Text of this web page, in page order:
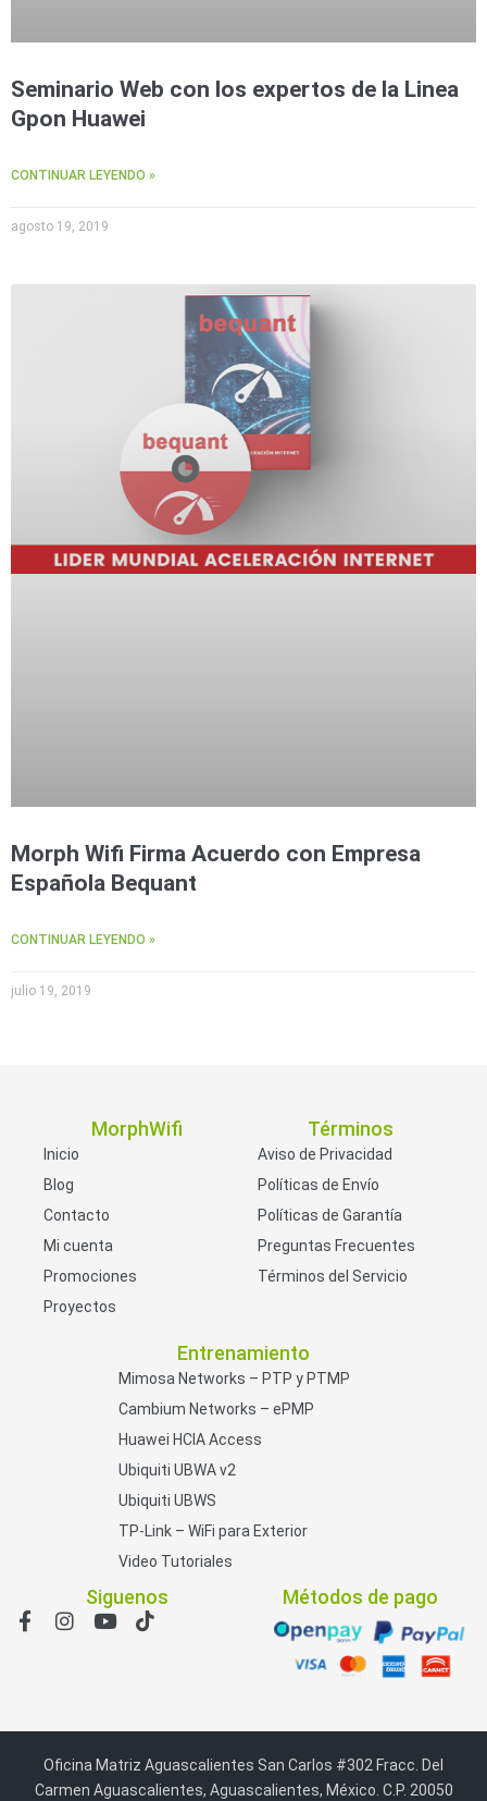
Seminario Web con los expertos de la Linea
Gpon Huawei
CONTINUAR LEYENDO »
agosto 19, 2019
Morph Wifi Firma Acuerdo con Empresa
Española Bequant
CONTINUAR LEYENDO »
julio 19, 2019
MorphWifi
Inicio
Blog
Contacto
Mi cuenta
Promociones
Proyectos
Términos
Aviso de Privacidad
Políticas de Envío
Políticas de Garantía
Preguntas Frecuentes
Términos del Servicio
Entrenamiento
Mimosa Networks – PTP y PTMP
Cambium Networks – ePMP
Huawei HCIA Access
Ubiquiti UBWA v2
Ubiquiti UBWS
TP-Link – WiFi para Exterior
Video Tutoriales
Siguenos Métodos de pago
Oficina Matriz Aguascalientes San Carlos #302 Fracc. Del
Carmen Aguascalientes, Aguascalientes, México. C.P. 20050